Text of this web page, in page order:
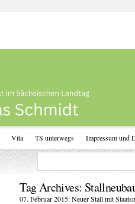
Vita TS unterwegs Impressum und
Tag Archives:
07. Februar 2015: Neuer Stall mit